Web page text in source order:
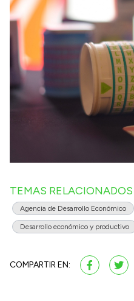
TEMAS RELACIONADOS
Agencia de Desarrollo Económico
Desarrollo económico y productivo
COMPARTIR EN: